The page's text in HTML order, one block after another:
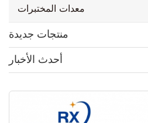
معدات المختبرات
منتجات جديدة
أحدث الأخبار